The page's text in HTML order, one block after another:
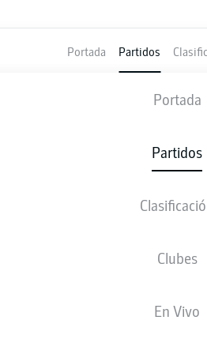
Portada Partidos
Portada
Partidos
Clubes
En Vivo
SCHALKE -
1 1
ALINEACIONES
55'